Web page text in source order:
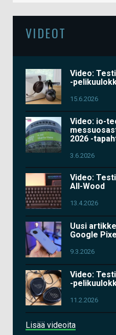
VIDEOT
Video:
-
15.6.2026
Video: io-
2026 -
3.6.2026
Video:
All-Wood
13.4.2026
Uusi
Google
9.3.2026
Video:
-
11.2.2026
Lisää videoita